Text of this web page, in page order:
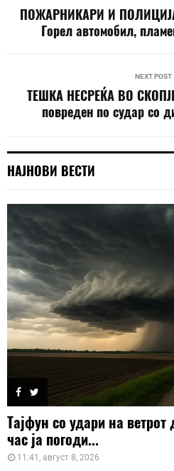
ПОЖАРНИКАРИ И
Горел автомобил,
NEXT POST
ТЕШКА НЕСРЕЌА ВО
повреден по судар со
НАЈНОВИ ВЕСТИ
Тајфун со удари на
час ја погоди...
11:41, август 8, 2026